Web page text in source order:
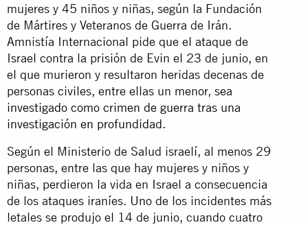
mujeres y 45 niños y niñas, según la Fundación
de Mártires y Veteranos de Guerra de Irán.
Amnistía Internacional pide que el ataque de
Israel contra la prisión de Evin el 23 de junio, en
el que murieron y resultaron heridas decenas de
personas civiles, entre ellas un menor, sea
investigado como crimen de guerra tras una
investigación en profundidad.
Según el Ministerio de Salud israelí, al menos 29
personas, entre las que hay mujeres y niños y
niñas, perdieron la vida en Israel a consecuencia
de los ataques iraníes. Uno de los incidentes más
letales se produjo el 14 de junio, cuando cuatro